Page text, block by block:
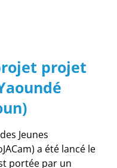
projet
Jeunes
a été lancé le
portée par un